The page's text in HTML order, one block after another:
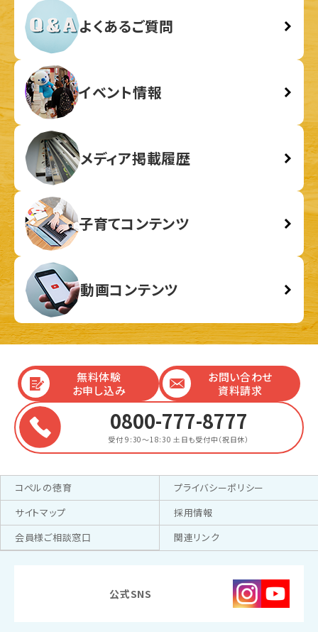
よくあるご質問
イベント情報
メディア掲載履歴
子育てコンテンツ
動画コンテンツ
無料体験
お申し込み
お問い合わせ
資料請求
0800-777-8777
受付 9:30～18:30 土日も受付中（祝日休）
コペルの徳育
プライバシーポリシー
サイトマップ
採用情報
会員様ご相談窓口
関連リンク
公式SNS